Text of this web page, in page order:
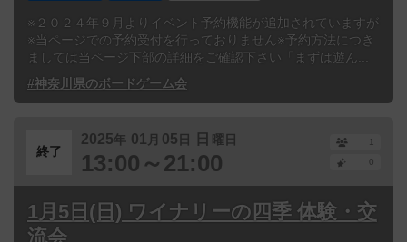
※２０２４年９月よりイベント予約機能が追加されていますが
※当ページでの予約受付を行っておりません※予約方法につき
ましては当ページ下部の詳細をご確認下さい「まずは遊ん...
#神奈川県のボードゲーム会
終了
2025年 01 月 05 日 日 曜日
13:00～21:00
1
0
1月5日(日) ワイナリーの四季 体験・交
流会